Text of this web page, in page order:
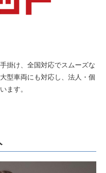
掛け、全国対応でスムーズな
型車両にも対応し、法人・個
ます。